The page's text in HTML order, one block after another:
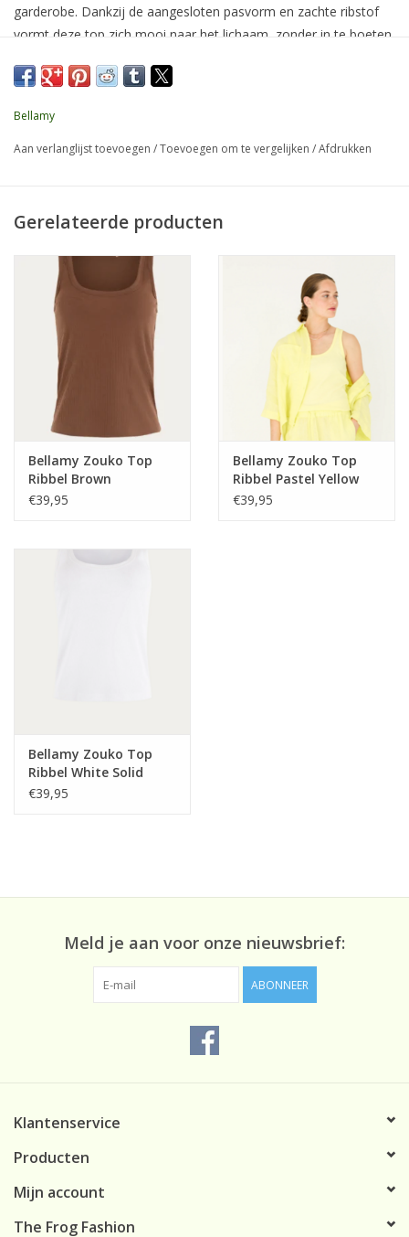
garderobe. Dankzij de aangesloten pasvorm en zachte ribstof
vormt deze top zich mooi naar het lichaam, zonder in te boeten
tijdloze uitstraling die eindeloos combineerbaar is – van casual
elastaan, is dit een bewuste keuze voor elke dag.
Product kenmerken:
Basic top
Pasvorm:
Materiaal:
Details: Ronde hals, ribstof, brede bandjes
Bellamy
Aan verlanglijst toevoegen /Toevoegen om te vergelijken /Afdrukken
Gerelateerde producten
Bellamy Zouko Top
Ribbel Brown
€39,95
Bellamy Zouko Top
Ribbel Pastel Yellow
€39,95
Bellamy Zouko Top
Ribbel White Solid
€39,95
Meld je aan voor onze nieuwsbrief:
ABONNEER
Klantenservice
Producten
Mijn account
The Frog Fashion